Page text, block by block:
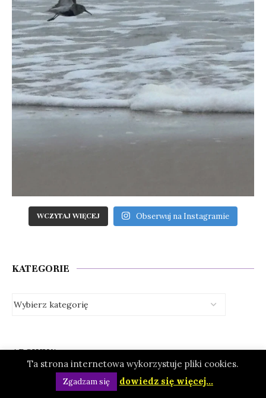
WCZYTAJ WIĘCEJ Obserwuj na Instagramie
KATEGORIE
ARCHIWA
Ta strona internetowa wykorzystuje pliki cookies.
Zgadzam się dowiedz się więcej...